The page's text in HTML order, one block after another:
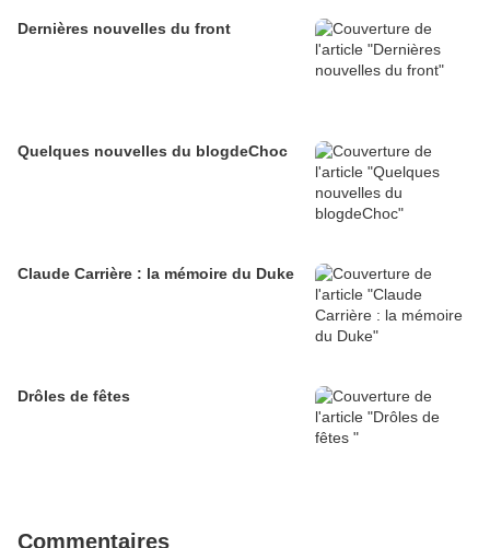
Dernières nouvelles du front
Quelques nouvelles du blogdeChoc
Claude Carrière : la mémoire du Duke
Drôles de fêtes
Commentaires